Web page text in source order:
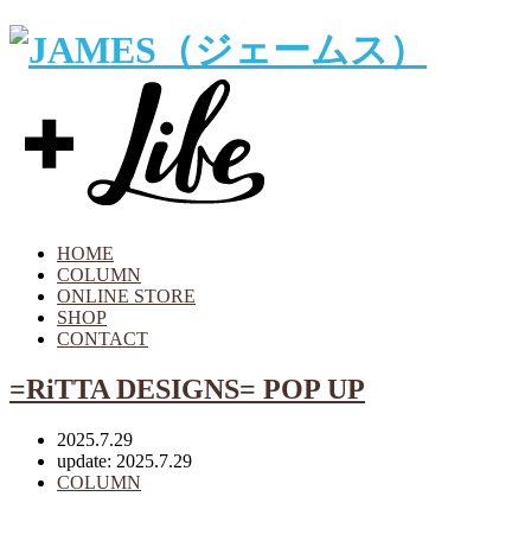
HOME
COLUMN
ONLINE STORE
SHOP
CONTACT
=RiTTA DESIGNS= POP UP
2025.7.29
update: 2025.7.29
COLUMN